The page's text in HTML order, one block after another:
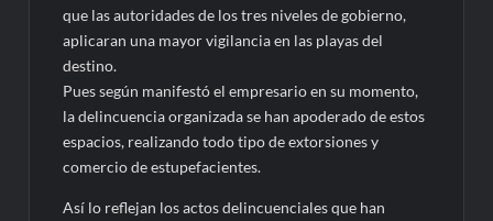
que las autoridades de los tres niveles de gobierno,
aplicaran una mayor vigilancia en las playas del
destino.
Pues según manifestó el empresario en su momento,
la delincuencia organizada se han apoderado de estos
espacios, realizando todo tipo de extorsiones y
comercio de estupefacientes.
Así lo reflejan los actos delincuenciales que han